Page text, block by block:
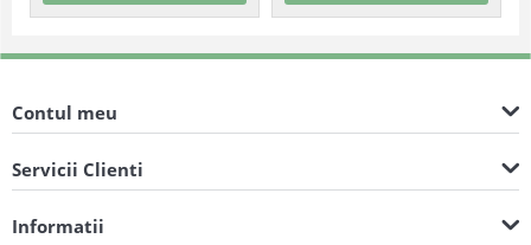
Contul meu
Servicii Clienti
Informatii